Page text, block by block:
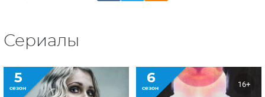
Сериалы
5
сезон
6
сезон 16+